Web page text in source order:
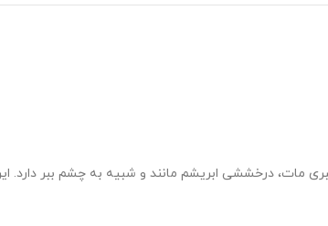
مات، درخششی ابریشم مانند و شبیه به چشم ببر دارد.